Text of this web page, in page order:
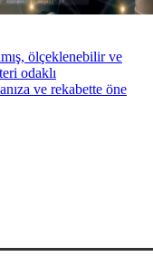
ölçeklenebilir ve
odaklı
ve rekabette öne